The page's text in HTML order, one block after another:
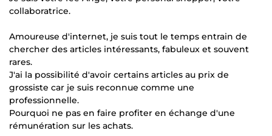
collaboratrice.
Amoureuse d'internet, je suis tout le temps entrain de
chercher des articles intéressants, fabuleux et souvent
rares.
J'ai la possibilité d'avoir certains articles au prix de
grossiste car je suis reconnue comme une
professionnelle.
Pourquoi ne pas en faire profiter en échange d'une
rémunération sur les achats.